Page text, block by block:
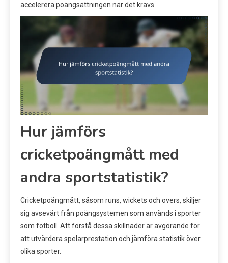
accelerera poängsättningen när det krävs.
Hur jämförs
cricketpoängmått med
andra sportstatistik?
Cricketpoängmått, såsom runs, wickets och overs, skiljer
sig avsevärt från poängsystemen som används i sporter
som fotboll. Att förstå dessa skillnader är avgörande för
att utvärdera spelarprestation och jämföra statistik över
olika sporter.